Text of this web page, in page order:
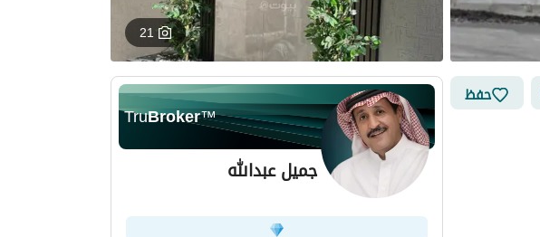
21
حفظ
TruBroker™
جميل عبدالله